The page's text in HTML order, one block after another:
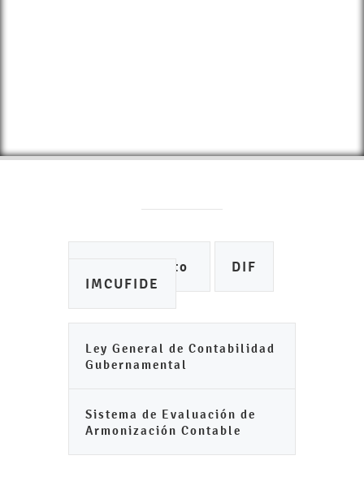
Ayuntamiento
DIF
IMCUFIDE
Ley General de Contabilidad
Gubernamental
Sistema de Evaluación de
Armonización Contable